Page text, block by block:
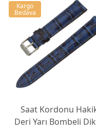
Saat Kordonu
Deri Yarı Bombeli
Kargo
Bedava